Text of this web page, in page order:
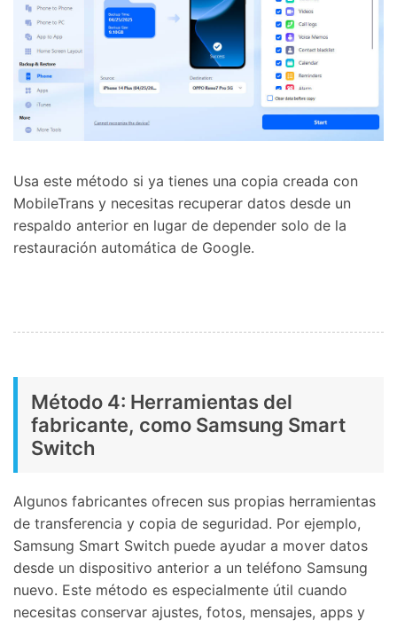
Usa este método si ya tienes una copia creada con
MobileTrans y necesitas recuperar datos desde un
respaldo anterior en lugar de depender solo de la
restauración automática de Google.
Método 4: Herramientas del
fabricante, como Samsung Smart
Switch
Algunos fabricantes ofrecen sus propias herramientas
de transferencia y copia de seguridad. Por ejemplo,
Samsung Smart Switch puede ayudar a mover datos
desde un dispositivo anterior a un teléfono Samsung
nuevo. Este método es especialmente útil cuando
necesitas conservar ajustes, fotos, mensajes, apps y